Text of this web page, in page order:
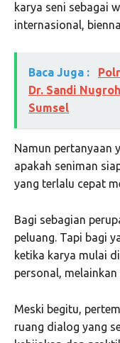
karya seni sebagai
internasional,
Baca Juga :
Dr. Sandi
Sumsel
Namun pertanyaan
apakah seniman
yang terlalu cepat
Bagi sebagian
peluang. Tapi bagi
ketika karya mulai
personal,
Meski begitu,
ruang dialog yang